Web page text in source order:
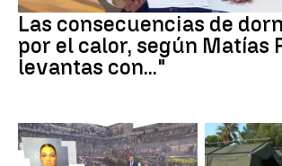
Las consecuencias de
por el calor, según Matías
levantas con..."